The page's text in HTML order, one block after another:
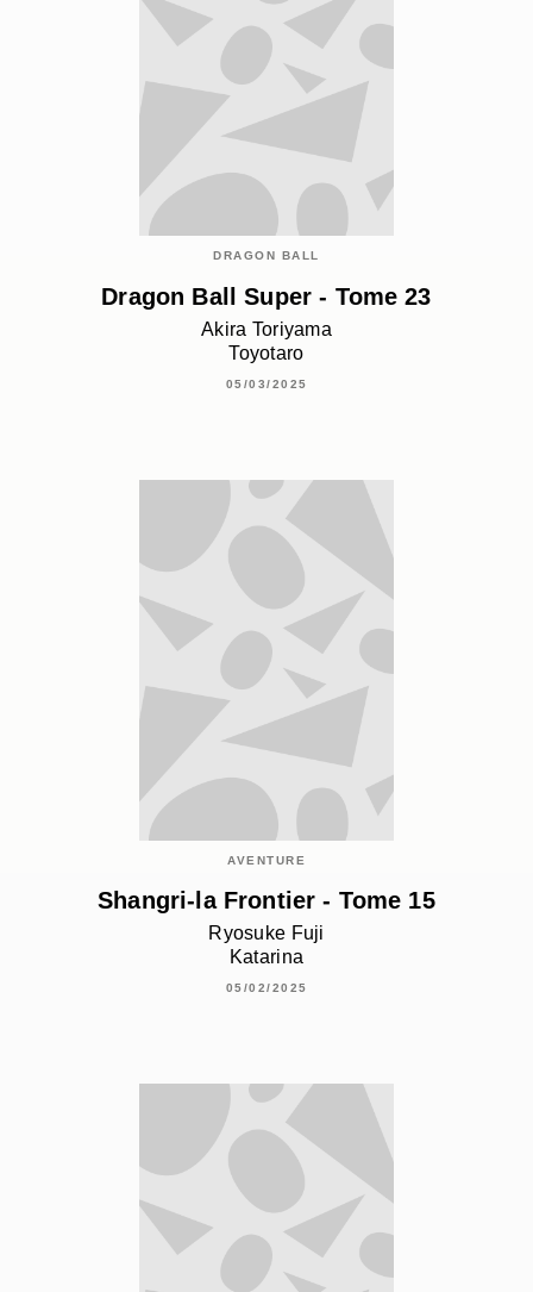
DRAGON BALL
Dragon Ball Super - Tome 23
Akira Toriyama
Toyotaro
05/03/2025
AVENTURE
Shangri-la Frontier - Tome 15
Ryosuke Fuji
Katarina
05/02/2025